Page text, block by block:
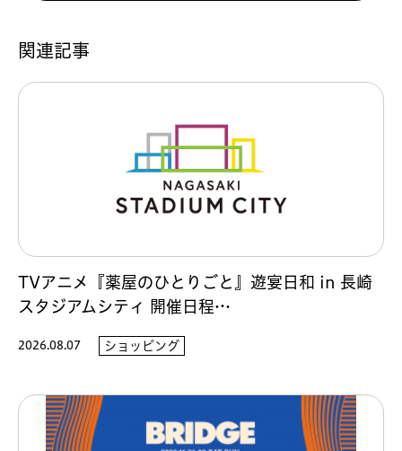
関連記事
TVアニメ『薬屋のひとりごと』遊宴日和 in 長崎
スタジアムシティ 開催日程…
2026.08.07 ショッピング